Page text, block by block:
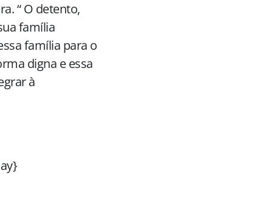
“ O detento,
família
família para o
digna e essa
à